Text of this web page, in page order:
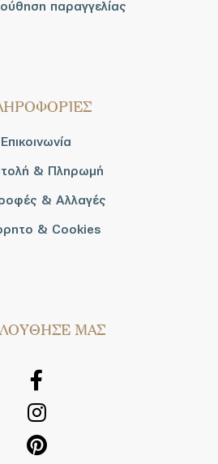
παραγγελίας
Επικοινωνία
& Πληρωμή
& Αλλαγές
& Cookies
ΜΑΣ